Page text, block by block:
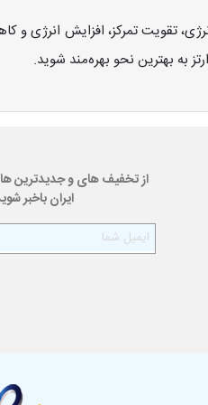
تقویت تمرکز، افزایش انرژی و
به بهترین نحو بهره‌مند شوید.
از تخفیف های و جدیدترین
ایران باخبر